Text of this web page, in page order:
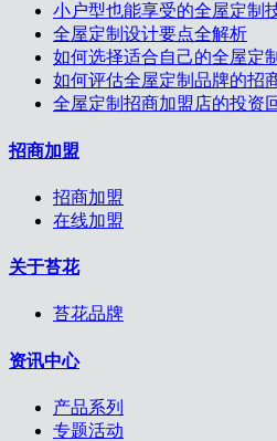
小户型也能享受的全屋定制
全屋定制设计要点全解析
如何选择适合自己的全屋定
如何评估全屋定制品牌的招
全屋定制招商加盟店的投资
招商加盟
招商加盟
在线加盟
关于苔花
苔花品牌
资讯中心
产品系列
专题活动